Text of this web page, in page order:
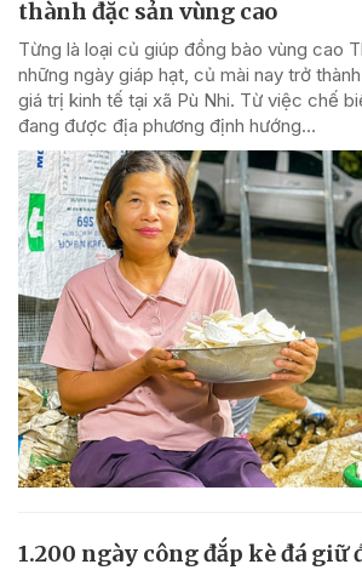
thành đặc sản vùng cao
Từng là loại củ giúp đồng bào vùng cao
những ngày giáp hạt, củ mài nay trở
giá trị kinh tế tại xã Pù Nhi. Từ việc chế
đang được địa phương định hướng...
1.200 ngày công đắp kè đá giữ